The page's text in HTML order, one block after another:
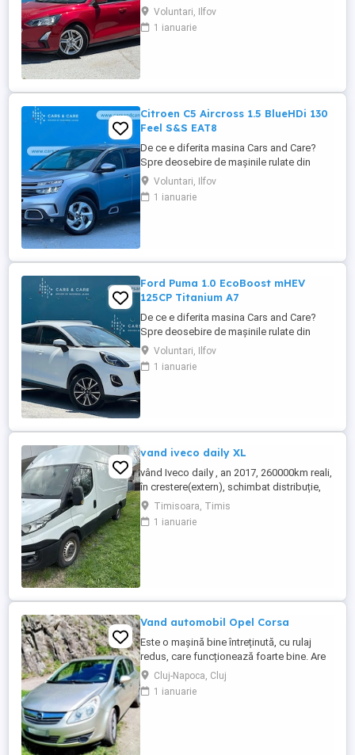
piața obișnuită, aceasta vine direct din
flota proprie a Business Lease — parte a
grupului internațional Autobinck, cu peste
Voluntari, Ilfov
1 ianuarie
Citroen C5 Aircross 1.5 BlueHDi 130
Feel S&S EAT8
De ce e diferita masina Cars and Care?
Spre deosebire de mașinile rulate din
piața obișnuită, aceasta vine direct din
flota proprie a Business Lease — parte a
grupului internațional Autobinck, cu peste
Voluntari, Ilfov
1 ianuarie
Ford Puma 1.0 EcoBoost mHEV
125CP Titanium A7
De ce e diferita masina Cars and Care?
Spre deosebire de mașinile rulate din
piața obișnuită, aceasta vine direct din
flota proprie a Business Lease — parte a
grupului internațional Autobinck, cu peste
Voluntari, Ilfov
1 ianuarie
vand iveco daily XL
vând Iveco daily , an 2017, 260000km reali,
în crestere(extern), schimbat distribuție,
ambreiaj,discuri frâna plăcuțe , revizie
completă ,stare f. bună ,140 Cp, climă
funcțională senzori parcare ,import
Timisoara, Timis
1 ianuarie
Vand automobil Opel Corsa
Este o mașină bine întreținută, cu rulaj
redus, care funcționează foarte bine. Are
anvelope pentru toate anotimpurile, roata
de rezerva normala, ambreiaj nou .
Cluj-Napoca, Cluj
1 ianuarie